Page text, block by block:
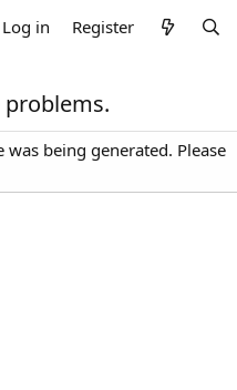
Log in Register
problems.
being generated. Please